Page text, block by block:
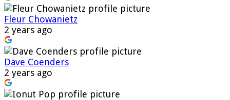
Fleur Chowanietz
2 years ago
Dave Coenders
2 years ago